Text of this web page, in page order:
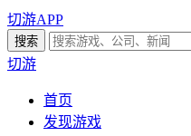
切游APP
切游
首页
发现游戏